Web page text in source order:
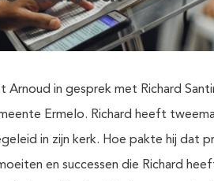
Arnoud in gesprek met Richard
Ermelo. Richard heeft
in zijn kerk. Hoe pakte hij dat
en successen die Richard